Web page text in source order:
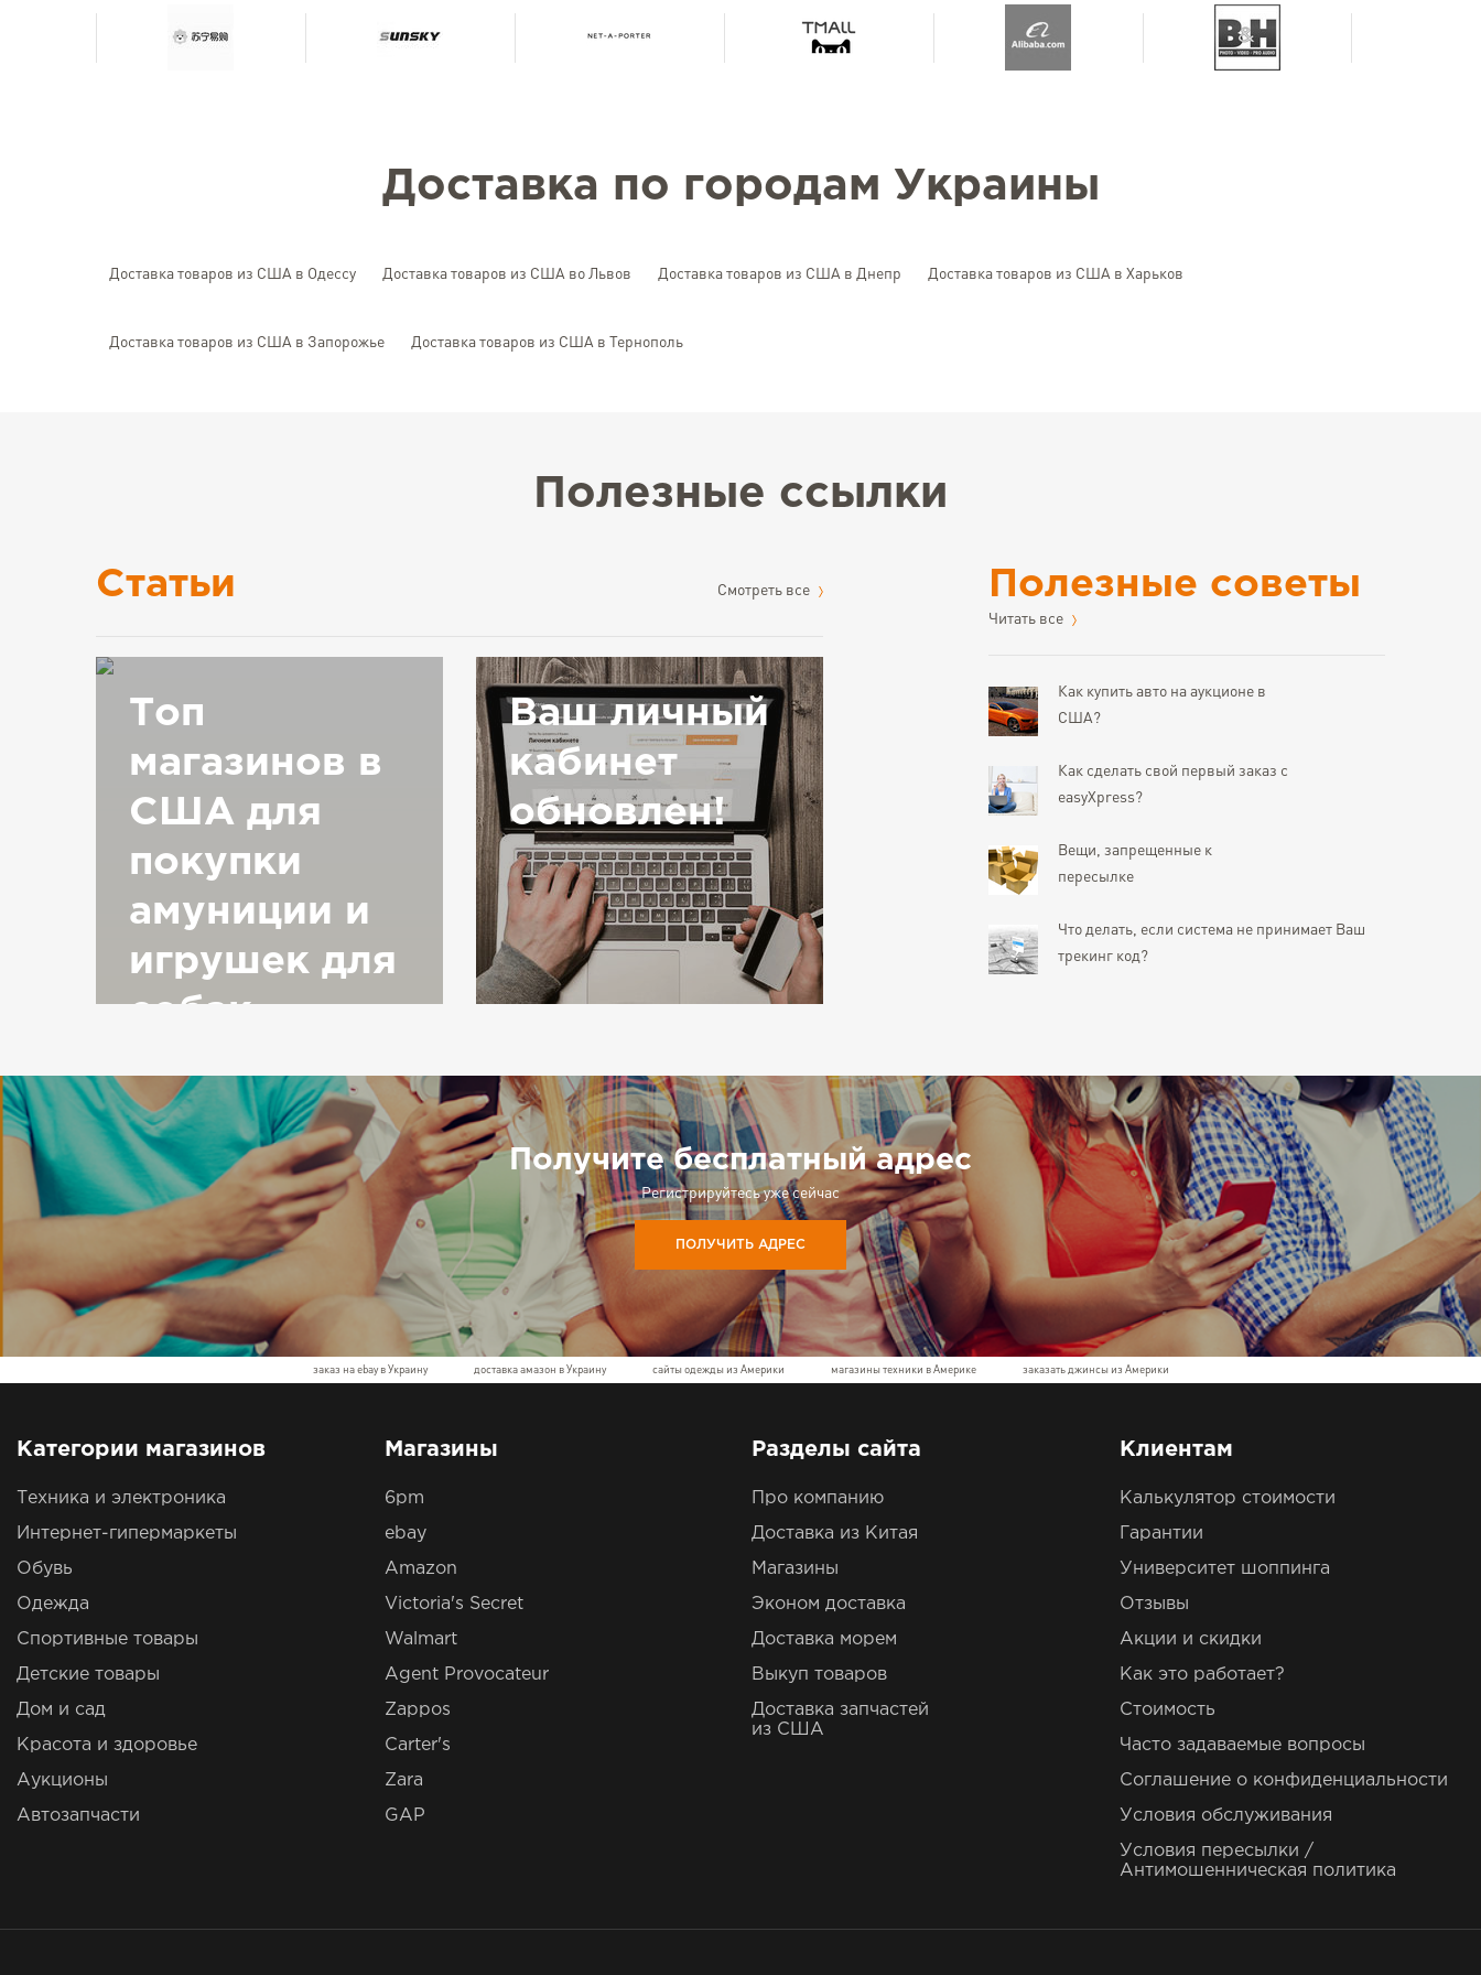
Доставка по городам Украины
Доставка товаров из США в Одессу Доставка товаров из США во Львов Доставка товаров из США в Днепр Доставка товаров из США в Харьков
Доставка товаров из США в Запорожье Доставка товаров из США в Тернополь
Полезные ссылки
Статьи Cмотреть все
Топ
магазинов в
США для
покупки
амуниции и
игрушек для
собак
Ваш личный
кабинет
обновлен!
Полезные советы
Читать все
Как купить авто на аукционе в
США?
Как сделать свой первый заказ с
easyXpress?
Вещи, запрещенные к
пересылке
Что делать, если система не принимает Ваш
трекинг код?
Получите бесплатный адрес
Регистрируйтесь уже сейчас
ПОЛУЧИТЬ АДРЕС
заказ на ebay в Украину доставка амазон в Украину сайты одежды из Америки магазины техники в Америке заказать джинсы из Америки
Категории магазинов
Техника и электроника
Интернет-гипермаркеты
Обувь
Одежда
Спортивные товары
Детские товары
Дом и сад
Красота и здоровье
Аукционы
Автозапчасти
Магазины
6pm
ebay
Amazon
Victoria's Secret
Walmart
Agent Provocateur
Zappos
Carter's
Zara
GAP
Разделы сайта
Про компанию
Доставка из Китая
Магазины
Эконом доставка
Доставка морем
Выкуп товаров
Доставка запчастей
из США
Клиентам
Калькулятор стоимости
Гарантии
Университет шоппинга
Отзывы
Акции и скидки
Как это работает?
Стоимость
Часто задаваемые вопросы
Соглашение о конфиденциальности
Условия обслуживания
Условия пересылки /
Антимошенническая политика